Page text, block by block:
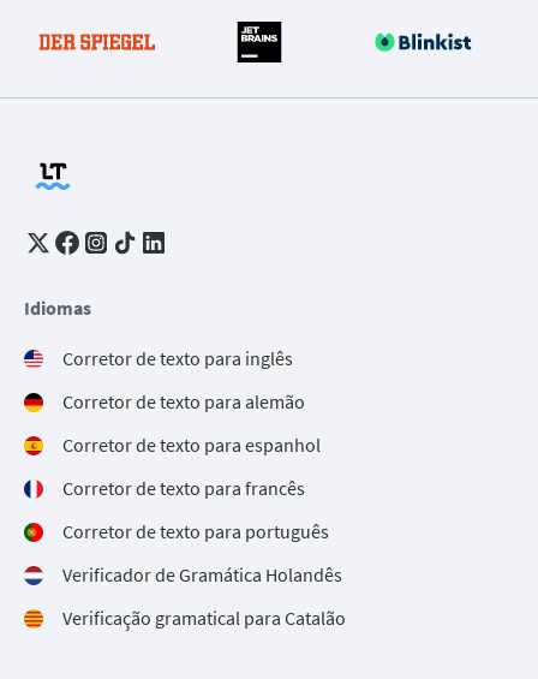
Idiomas
Corretor de texto para inglês
Corretor de texto para alemão
Corretor de texto para espanhol
Corretor de texto para francês
Corretor de texto para português
Verificador de Gramática Holandês
Verificação gramatical para Catalão